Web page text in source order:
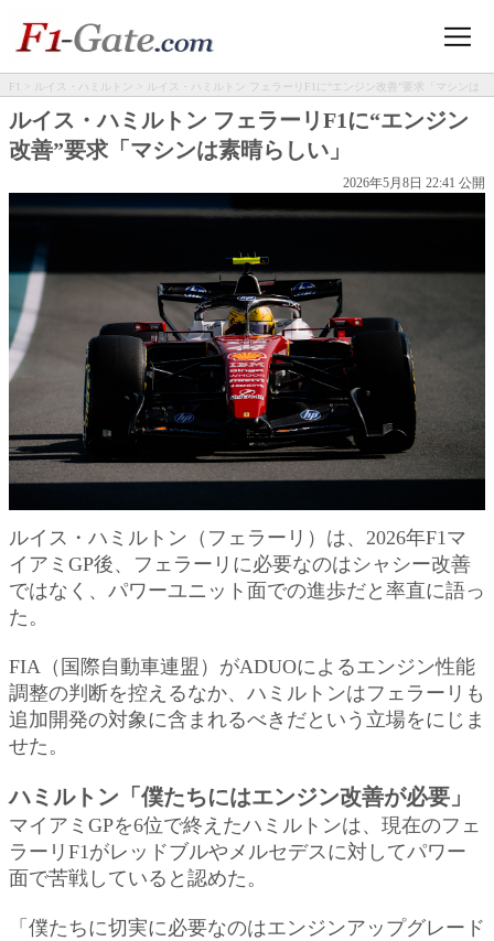
F1 > ルイス・ハミルトン
> ルイス・ハミルトン フェラーリF1に“エンジン改善”要求「マシンは
素晴らしい」
ルイス・ハミルトン フェラーリF1に“エンジン
改善”要求「マシンは素晴らしい」
2026年5月8日 22:41 公開
ルイス・ハミルトン（フェラーリ）は、2026年F1マ
イアミGP後、フェラーリに必要なのはシャシー改善
ではなく、パワーユニット面での進歩だと率直に語っ
た。
FIA（国際自動車連盟）がADUOによるエンジン性能
調整の判断を控えるなか、ハミルトンはフェラーリも
追加開発の対象に含まれるべきだという立場をにじま
せた。
ハミルトン「僕たちにはエンジン改善が必要」
マイアミGPを6位で終えたハミルトンは、現在のフェ
ラーリF1がレッドブルやメルセデスに対してパワー
面で苦戦していると認めた。
「僕たちに切実に必要なのはエンジンアップグレード